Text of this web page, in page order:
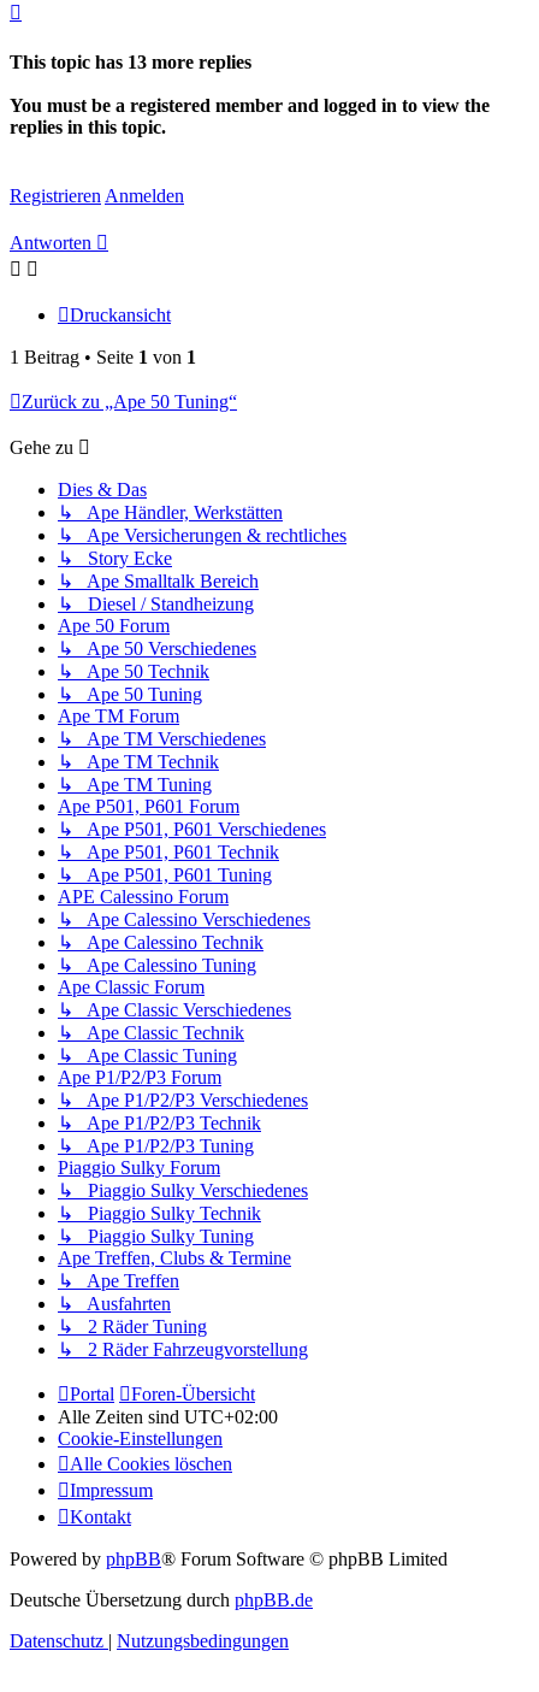
This topic has 13 more replies
You must be a registered member and logged in to view the
replies in this topic.
Registrieren Anmelden
Antworten
Druckansicht
1 Beitrag • Seite 1 von 1
Zurück zu „Ape 50 Tuning“
Gehe zu
Dies & Das
↳ Ape Händler, Werkstätten
↳ Ape Versicherungen & rechtliches
↳ Story Ecke
↳ Ape Smalltalk Bereich
↳ Diesel / Standheizung
Ape 50 Forum
↳ Ape 50 Verschiedenes
↳ Ape 50 Technik
↳ Ape 50 Tuning
Ape TM Forum
↳ Ape TM Verschiedenes
↳ Ape TM Technik
↳ Ape TM Tuning
Ape P501, P601 Forum
↳ Ape P501, P601 Verschiedenes
↳ Ape P501, P601 Technik
↳ Ape P501, P601 Tuning
APE Calessino Forum
↳ Ape Calessino Verschiedenes
↳ Ape Calessino Technik
↳ Ape Calessino Tuning
Ape Classic Forum
↳ Ape Classic Verschiedenes
↳ Ape Classic Technik
↳ Ape Classic Tuning
Ape P1/P2/P3 Forum
↳ Ape P1/P2/P3 Verschiedenes
↳ Ape P1/P2/P3 Technik
↳ Ape P1/P2/P3 Tuning
Piaggio Sulky Forum
↳ Piaggio Sulky Verschiedenes
↳ Piaggio Sulky Technik
↳ Piaggio Sulky Tuning
Ape Treffen, Clubs & Termine
↳ Ape Treffen
↳ Ausfahrten
↳ 2 Räder Tuning
↳ 2 Räder Fahrzeugvorstellung
Portal
Foren-Übersicht
Alle Zeiten sind UTC+02:00
Cookie-Einstellungen
Alle Cookies löschen
Impressum
Kontakt
Powered by phpBB® Forum Software © phpBB Limited
Deutsche Übersetzung durch phpBB.de
Datenschutz | Nutzungsbedingungen